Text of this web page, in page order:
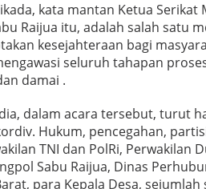
kata mantan Ketua Serikat
Raijua itu, adalah salah satu
kesejahteraan bagi
seluruh tahapan
damai .
dalam acara tersebut, turut
Hukum, pencegahan,
TNI dan PolRi, Perwakilan
Sabu Raijua, Dinas
para Kepala Desa,